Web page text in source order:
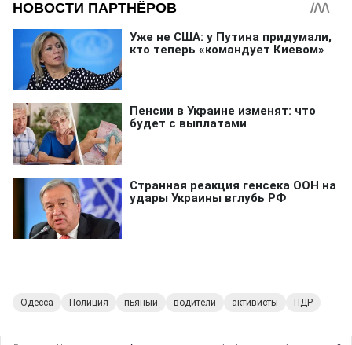
Одесса Полиция пьяный водители активисты ПДР